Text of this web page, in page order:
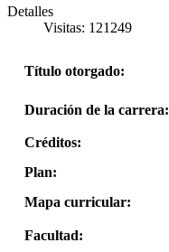
Detalles
Visitas: 121249
Título otorgado:
Duración de la carrera:
Créditos:
Plan:
Mapa curricular:
Facultad: